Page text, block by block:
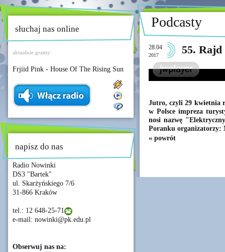
słuchaj nas online
aktualnie gramy:
Frjiid Pink - House Of The Rising Sun
napisz do nas
Radio Nowinki
DS3 "Bartek"
ul. Skarżyńskiego 7/6
31-866 Kraków
tel.: 12 648-25-71
e-mail: nowinki@pk.edu.pl
Obserwuj nas na:
Podcasty
28.04
2017 55.
Jutro, czyli 29 kwietnia
w Polsce impreza
nosi nazwę
Poranku organizatorzy:
« powrót